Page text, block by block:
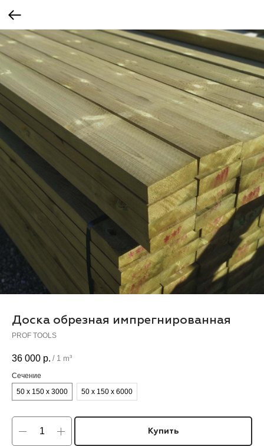
Доска обрезная импрегнированная
PROF TOOLS
36 000 р. / 1 m³
Сечение
50 х 150 х 3000
50 х 150 х 6000
Купить